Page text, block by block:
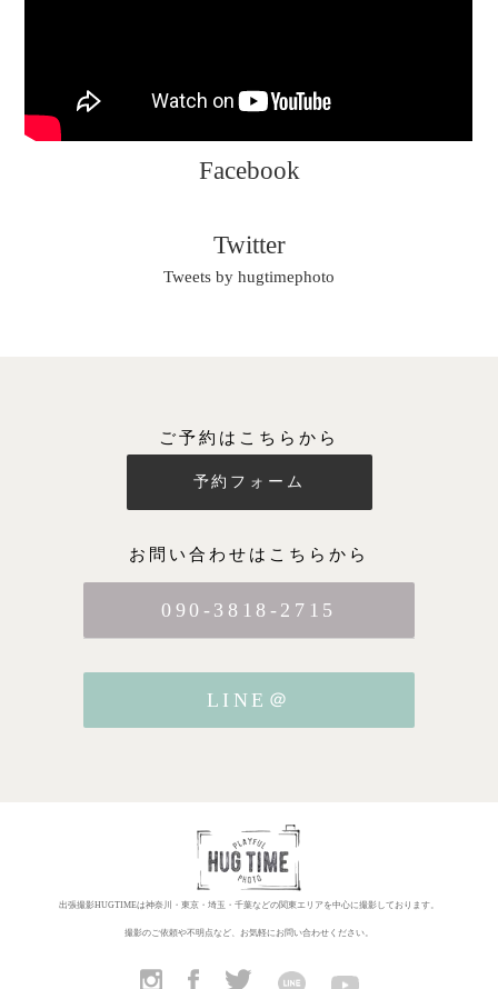
Facebook
Twitter
Tweets by hugtimephoto
ご予約はこちらから
予約フォーム
お問い合わせはこちらから
090-3818-2715
LINE＠
出張撮影HUGTIMEは神奈川・東京・埼玉・千葉などの関東エリアを中心に撮影しております。
撮影のご依頼や不明点など、お気軽にお問い合わせください。